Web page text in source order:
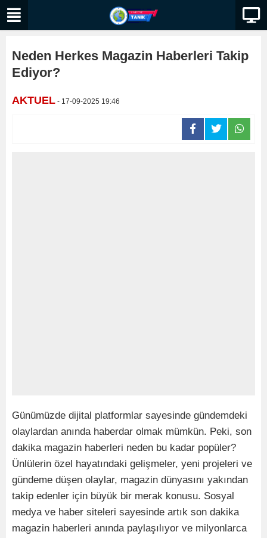
Neden Herkes Magazin Haberleri Takip
Ediyor?
AKTUEL - 17-09-2025 19:46
Günümüzde dijital platformlar sayesinde gündemdeki
olaylardan anında haberdar olmak mümkün. Peki, son
dakika magazin haberleri neden bu kadar popüler?
Ünlülerin özel hayatındaki gelişmeler, yeni projeleri ve
gündeme düşen olaylar, magazin dünyasını yakından
takip edenler için büyük bir merak konusu. Sosyal
medya ve haber siteleri sayesinde artık son dakika
magazin haberleri anında paylaşılıyor ve milyonlarca